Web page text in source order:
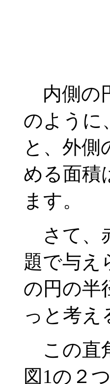
内側の
のように
と、外側
める面積
ます。
さて、
題で与え
の円の半
っと考え
この直
図1の２